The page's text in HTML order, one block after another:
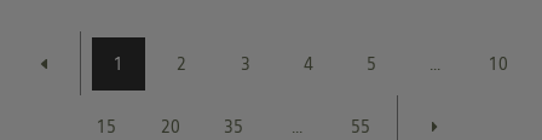
1 2 3 4 5 ... 10
15 20 35 ... 55